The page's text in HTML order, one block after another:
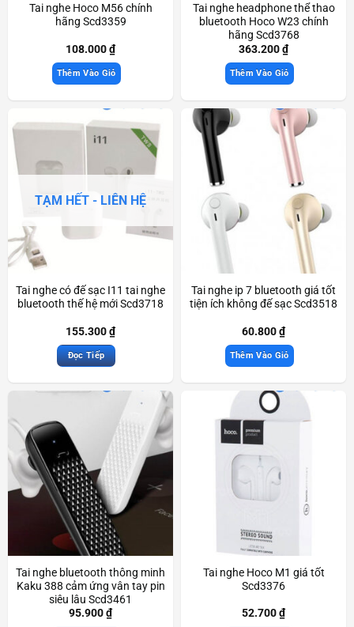
Tai nghe Hoco M56 chính
hãng Scd3359
108.000₫
Thêm Vào Giỏ
Tai nghe headphone thể thao
bluetooth Hoco W23 chính
hãng Scd3768
363.200₫
Thêm Vào Giỏ
TẠM HẾT - LIÊN HỆ
Tai nghe có đế sạc I11 tai nghe
bluetooth thế hệ mới Scd3718
155.300₫
Đọc Tiếp
Tai nghe ip 7 bluetooth giá tốt
tiện ích không đế sạc Scd3518
60.800₫
Thêm Vào Giỏ
Tai nghe bluetooth thông minh
Kaku 388 cảm ứng vân tay pin
siêu lâu Scd3461
95.900₫
Tai nghe Hoco M1 giá tốt
Scd3376
52.700₫